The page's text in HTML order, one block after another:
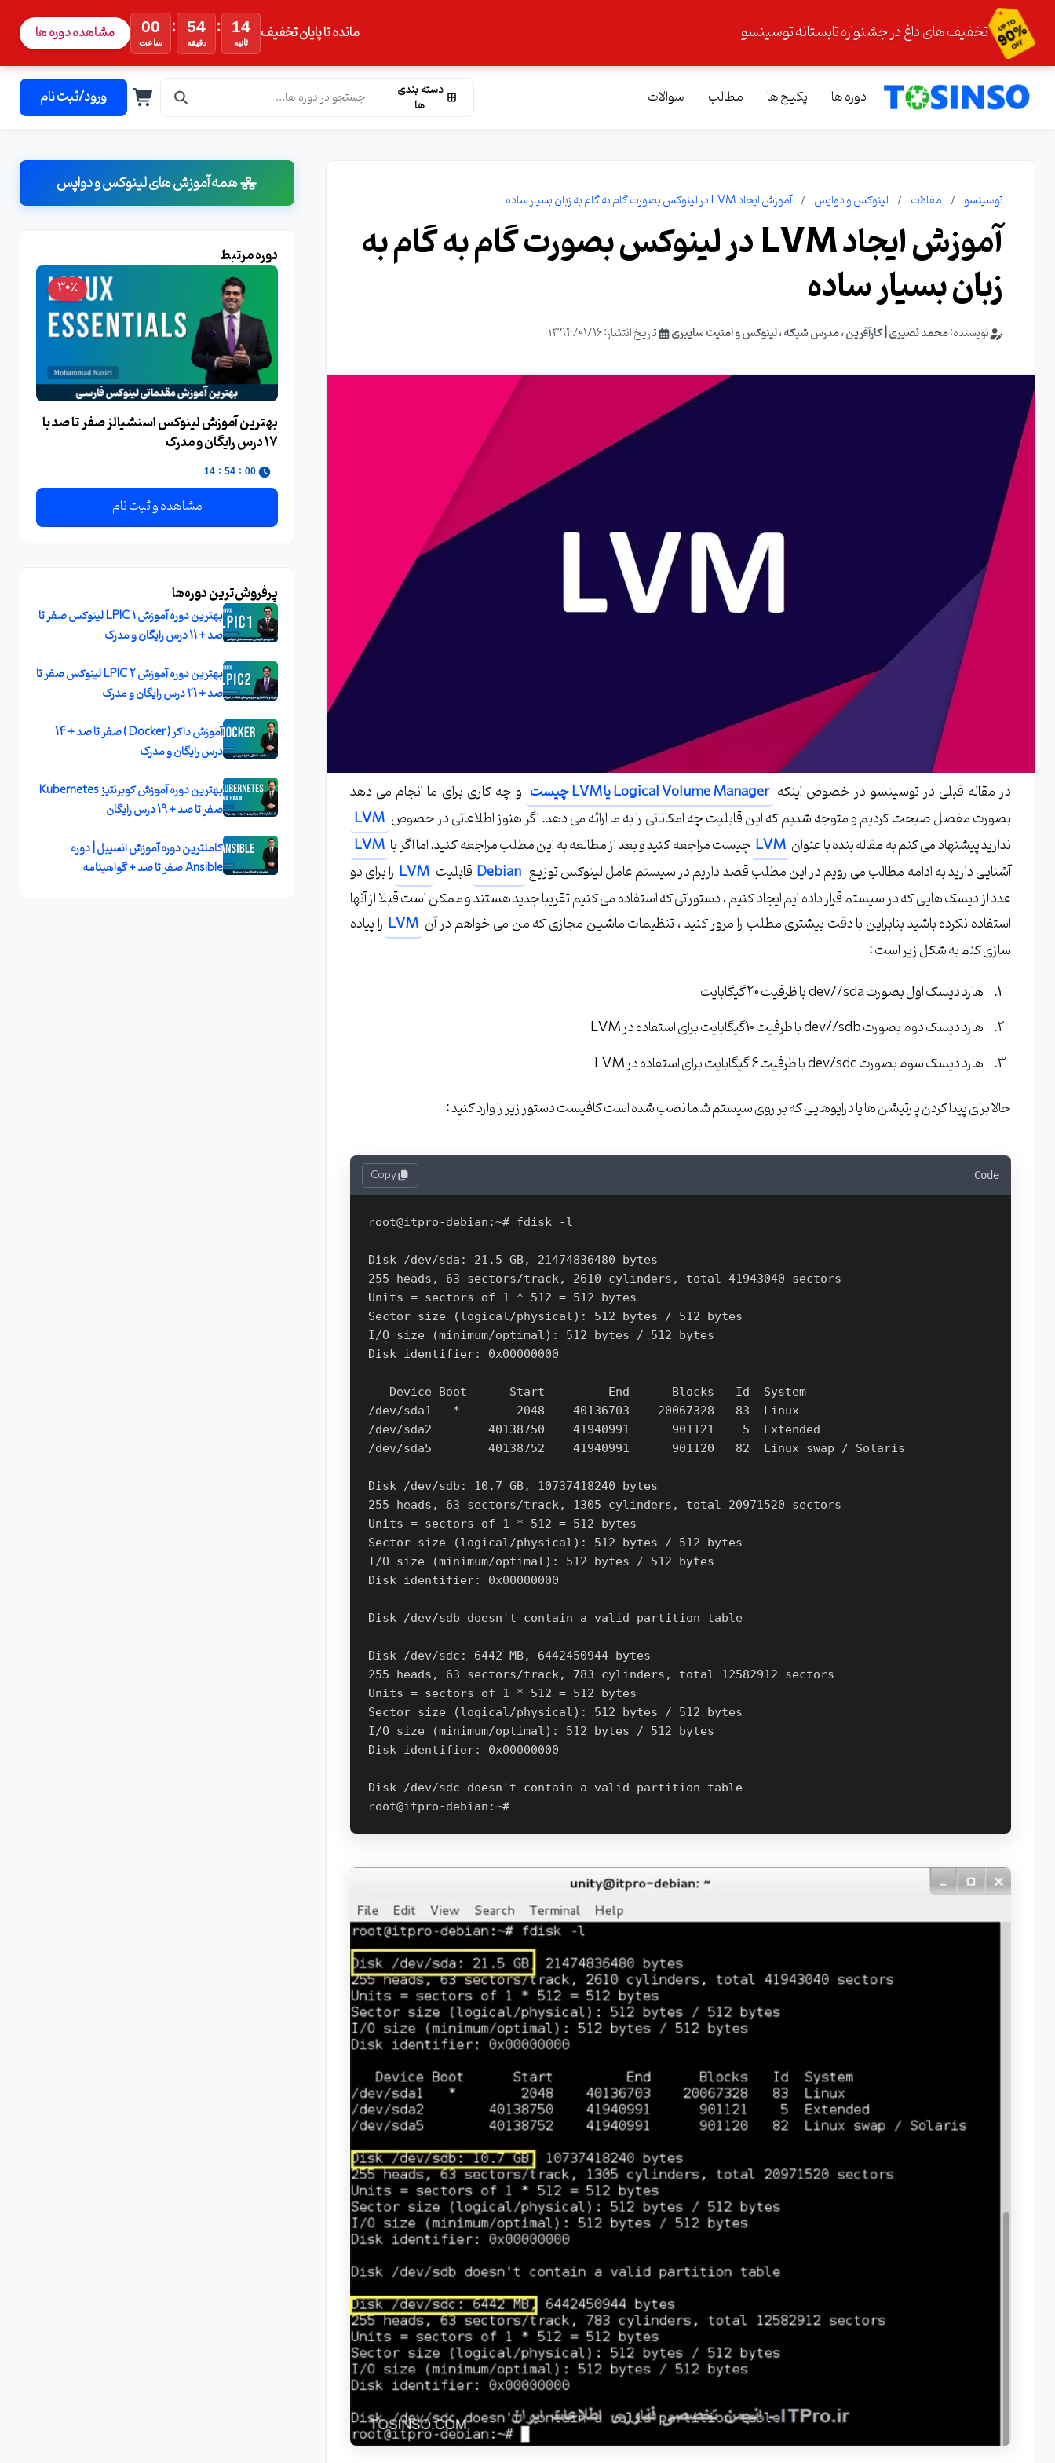
تخفیف های داغ در جشنواره تابستانه توسینسو مانده تا پایان تخفیف 00
ساعت
: 54
دقیقه
: 13
ثانیه مشاهده دوره ها
دوره ها پکیج ها مطالب سوالات
دسته بندی
ها
ورود/ثبت نام
توسینسو مقالات لینوکس و دواپس آموزش ایجاد LVM در لینوکس بصورت گام به گام به زبان بسیار ساده
آموزش ایجاد LVM در لینوکس بصورت گام به گام به
زبان بسیار ساده
نویسنده:محمد نصیری | کارآفرین ، مدرس شبکه ، لینوکس و امنیت سایبری تاریخ انتشار: 1394/01/16
در مقاله قبلی در توسینسو در خصوص اینکه Logical Volume Manager یا LVM چیست
و چه کاری برای ما انجام می دهد
بصورت مفصل صبحت کردیم و متوجه شدیم که این قابلیت چه امکاناتی را به ما ارائه می دهد. اگر هنوز اطلاعاتی در خصوص LVM
ندارید پیشنهاد می کنم به مقاله بنده با عنوان LVM چیست مراجعه کنید و بعد از مطالعه به این مطلب مراجعه کنید. اما اگر با LVM
آشنایی دارید به ادامه مطالب می رویم در این مطلب قصد داریم در سیستم عامل لینوکس توزیع Debian قابلیت LVM را برای دو
عدد از دیسک هایی که در سیستم قرار داده ایم ایجاد کنیم ، دستوراتی که استفاده می کنیم تقریبا جدید هستند و ممکن است قبلا از آنها
استفاده نکرده باشید بنابراین با دقت بیشتری مطلب را مرور کنید ، تنظیمات ماشین مجازی که من می خواهم در آن LVM را پیاده
سازی کنم به شکل زیر است :
هارد دیسک اول بصورت dev//sda با ظرفیت 20 گیگابایت
هارد دیسک دوم بصورت dev//sdb با ظرفیت 10گیگابایت برای استفاده در LVM
هارد دیسک سوم بصورت dev/sdc با ظرفیت 6 گیگابایت برای استفاده در LVM
حالا برای پیدا کردن پارتیشن ها یا درایوهایی که بر روی سیستم شما نصب شده است کافیست دستور زیر را وارد کنید :
Code
Copy
root@itpro-debian:~# fdisk -l
Disk /dev/sda: 21.5 GB, 21474836480 bytes
255 heads, 63 sectors/track, 2610 cylinders, total 41943040 sectors
Units = sectors of 1 * 512 = 512 bytes
Sector size (logical/physical): 512 bytes / 512 bytes
I/O size (minimum/optimal): 512 bytes / 512 bytes
Disk identifier: 0x00000000
/dev/sda1   *        2048    40136703    20067328   83  Linux
/dev/sda2        40138750    41940991      901121    5  Extended
/dev/sda5        40138752    41940991      901120   82  Linux swap / Solaris
Disk /dev/sdb: 10.7 GB, 10737418240 bytes
255 heads, 63 sectors/track, 1305 cylinders, total 20971520 sectors
Units = sectors of 1 * 512 = 512 bytes
Sector size (logical/physical): 512 bytes / 512 bytes
I/O size (minimum/optimal): 512 bytes / 512 bytes
Disk identifier: 0x00000000
Disk /dev/sdb doesn't contain a valid partition table
Disk /dev/sdc: 6442 MB, 6442450944 bytes
255 heads, 63 sectors/track, 783 cylinders, total 12582912 sectors
Units = sectors of 1 * 512 = 512 bytes
Sector size (logical/physical): 512 bytes / 512 bytes
I/O size (minimum/optimal): 512 bytes / 512 bytes
Disk identifier: 0x00000000
Disk /dev/sdc doesn't contain a valid partition table
root@itpro-debian:~#
همه آموزش های لینوکس و دواپس
دوره مرتبط
30٪
بهترین آموزش لینوکس اسنشیالز صفر تا صد با
17 درس رایگان و مدرک
00
:
54
:
13
مشاهده و ثبت نام
پرفروش‌ترین دوره‌ها
بهترین دوره آموزش LPIC 1 لینوکس صفر تا
صد + 11 درس رایگان و مدرک
بهترین دوره آموزش LPIC 2 لینوکس صفر تا
صد + 21 درس رایگان و مدرک
آموزش داکر ( Docker ) صفر تا صد + 14
درس رايگان و مدرک
بهترين دوره آموزش کوبرنتيز Kubernetes
صفر تا صد + 19 درس رايگان
کاملترين دوره آموزش انسيبل | دوره
Ansible صفر تا صد + گواهينامه